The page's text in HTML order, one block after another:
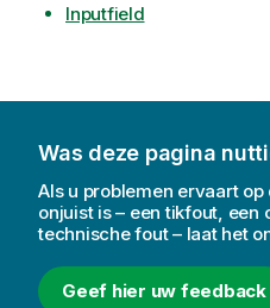
Inputfield
Was deze pagina
Als u problemen ervaart
onjuist is – een tikfout, een
technische fout – laat het
Geef hier uw feedback